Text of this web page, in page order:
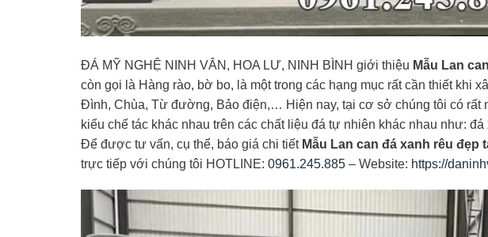
ĐÁ MỸ NGHỆ NINH VÂN, HOA LƯ, NINH BÌNH giới thiệu Mẫu Lan
còn gọi là Hàng rào, bờ bo, là một trong các hạng mục rất cần thiết khi
Đình, Chùa, Từ đường, Bảo điện,… Hiện nay, tại cơ sở chúng tôi có rất
kiểu chế tác khác nhau trên các chất liệu đá tự nhiên khác nhau như:
Để được tư vấn, cụ thể, báo giá chi tiết Mẫu Lan can đá xanh rêu đẹp
trực tiếp với chúng tôi HOTLINE: 0961.245.885 – Website: https://